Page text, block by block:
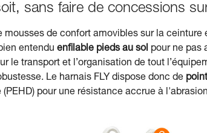
sans faire de concessions
mousses de confort amovibles sur la
entendu enfilable pieds au sol pour ne pas
le transport et l’organisation de tout
Le harnais FLY dispose donc de
pour une résistance accrue à